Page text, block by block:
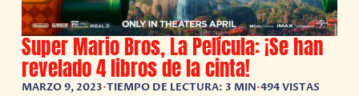
Super Mario Bros, La Película: ¡Se han
revelado 4 libros de la cinta!
MARZO 9, 2023•TIEMPO DE LECTURA: 3 MIN•494 VISTAS